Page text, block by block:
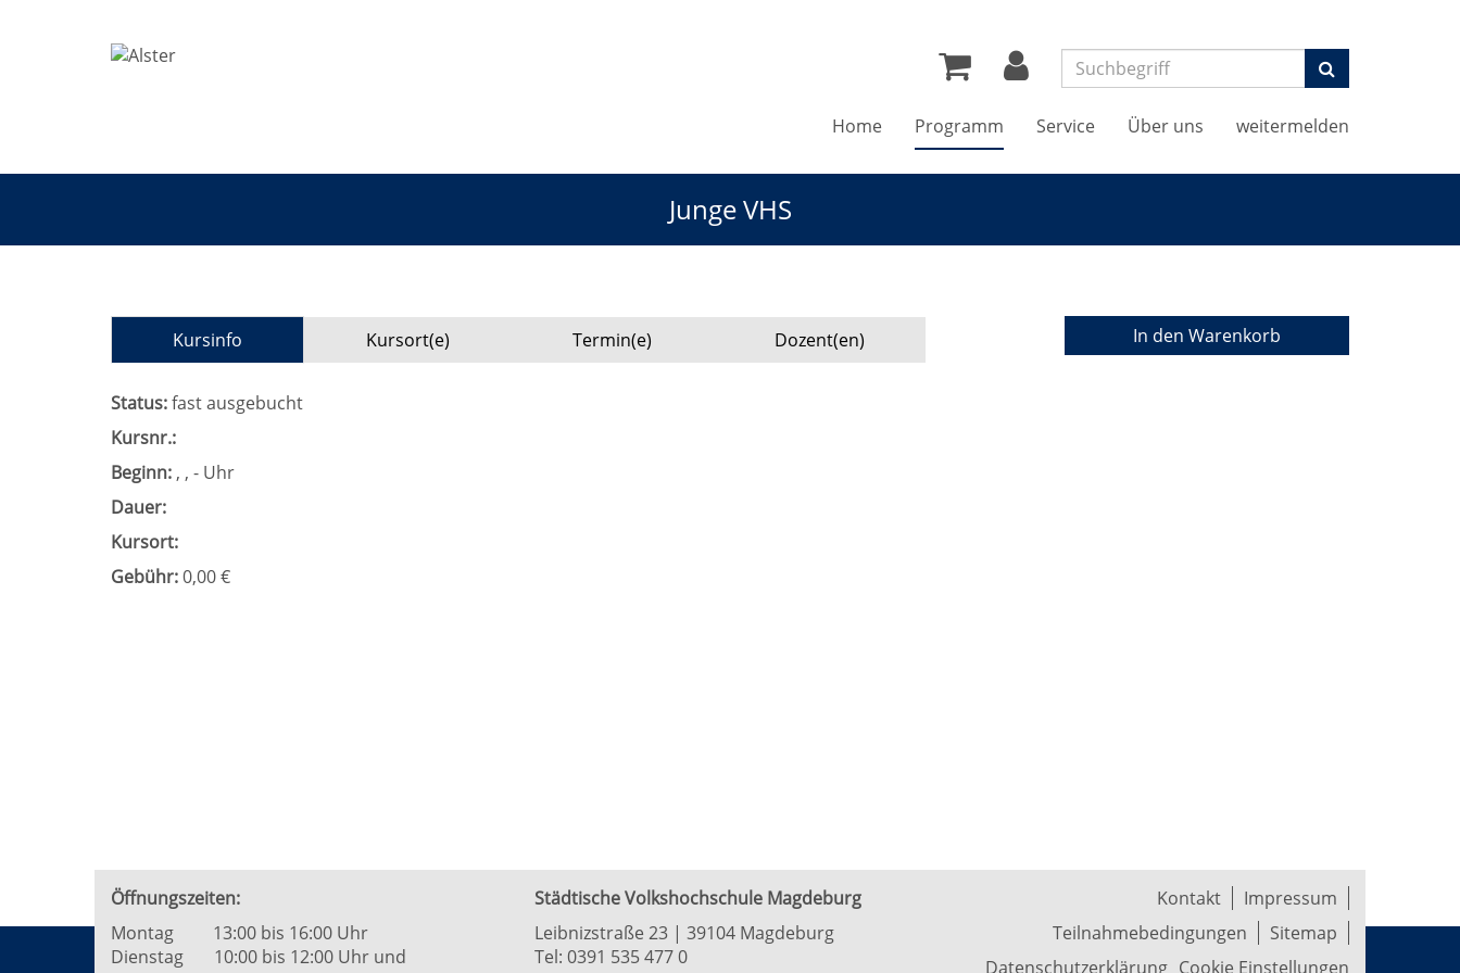
Suchen
Home Programm Service Über uns weitermelden
Junge VHS
Kursinfo Kursort(e) Termin(e) Dozent(en)
Status:fast ausgebucht
Kursnr.:
Beginn: , , - Uhr
Dauer:
Kursort:
Gebühr:0,00 €
In den Warenkorb
Öffnungszeiten:
Montag 13:00 bis 16:00 Uhr
Dienstag 10:00 bis 12:00 Uhr und
Städtische Volkshochschule Magdeburg
Leibnizstraße 23 | 39104 Magdeburg
Tel: 0391 535 477 0
Kontakt
Impressum
Teilnahmebedingungen
Sitemap
Datenschutzerklärung Cookie Einstellungen